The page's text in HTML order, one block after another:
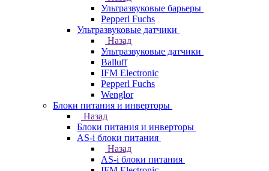
Ультразвуковые барьеры
Pepperl Fuchs
Ультразвуковые датчики
Назад
Ультразвуковые датчики
Balluff
IFM Electronic
Pepperl Fuchs
Wenglor
Блоки питания и инверторы
Назад
Блоки питания и инверторы
AS-i блоки питания
Назад
AS-i блоки питания